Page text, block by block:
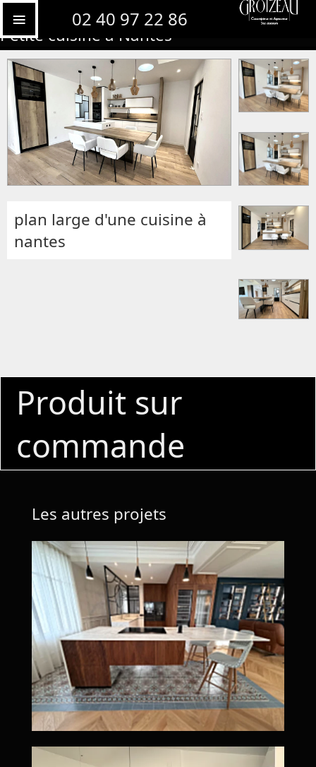
02 40 97 22 86
Petite cuisine à Nantes avec ilot central
Petite cuisine a Nantes
plan large d'une cuisine à
nantes
Produit sur
commande
Les autres projets